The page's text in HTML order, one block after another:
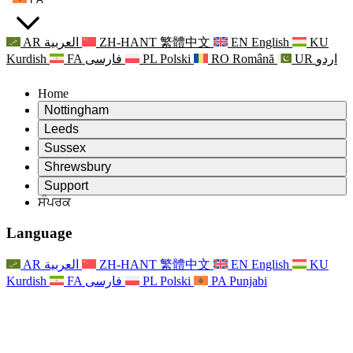
AR العربية ZH-HANT 繁體中文 EN English
KU
Kurdish
FA فارسی PL Polski RO Română UR اردو
Home
Nottingham
Review
ਸਮੀਖਿਆ ਦੇ ਚੇਅਰਮੈਨ
ਸੁਤੰਤਰ ਸਮੀਖਿਆ ਟੀਮ
ਸੰਦਰਭ ਦੀਆਂ ਸ਼ਰਤਾਂ
ਸੁਤੰਤਰ ਸਮੀਖਿਆ ਦੀ ਅੰਤਿਮ ਰਿਪੋਰਟ
ਅਕਸਰ ਪੁੱਛੇ ਜਾਣ ਵਾਲੇ ਸਵਾਲ
ਪਰਿਵਾਰਕ ਫੀਡਬੈਕ ਪ੍ਰਕਿਰਿਆ
ਨਿਊਜ਼ਲੈਟਰ
ਬਾਹਰ ਕੱਡਣਾ
Leeds
Review
ਸਮੀਖਿਆ ਦੇ ਚੇਅਰਮੈਨ
ਸੁਤੰਤਰ ਸਮੀਖਿਆ ਟੀਮ
ਹਵਾਲੇ ਦੀਆਂ ਸ਼ਰਤਾਂ
ਸੰਪਰਕ
ਪਰਿਵਾਰਾਂ ਲਈ ਮਨੋਵਿਗਿਆਨਕ ਸਹਾਇਤਾ
ਪਰਿਵਾਰਾਂ ਲਈ ਅੱਪਡੇਟ
ਘਟਨਾਵਾਂ
For Staff
ਸਟਾਫ ਲਈ ਸਹਾਇਤਾ
Sussex
Review
ਸਮੀਖਿਆ ਦੇ ਚੇਅਰਮੈਨ
ਸੁਤੰਤਰ ਸਮੀਖਿਆ ਟੀਮ
ਸੰਦਰਭ ਦੀਆਂ ਸ਼ਰਤਾਂ
For Families
ਪਰਿਵਾਰਾਂ ਲਈ ਅੱਪਡੇਟ
ਘਟਨਾਵਾਂ
Shrewsbury
Review
ਜਣੇਪਾ ਸਮੀਖਿਆ ਵਾਸਤੇ ਸੰਦਰਭ ਦੀਆਂ ਸ਼ਰਤਾਂ
ਸੁਤੰਤਰ ਸਮੀਖਿਆ ਦੀ ਅੰਤਿਮ ਰਿਪੋਰਟ
ਸੁਤੰਤਰ ਸਮੀਖਿਆ ਦੀ ਪਹਿਲੀ ਰਿਪੋਰਟ
For Families
ਅੱਪਡੇਟ
Support
Leeds
Nottingham
ਪਰਿਵਾਰਕ ਮਨੋਵਿਗਿਆਨਕ ਸਹਾਇਤਾ ਸੇਵਾ
ਮਾਨਸਿਕ ਸਿਹਤ ਸੰਕਟ ਸਹਾਇਤਾ
ਖੇਤਰੀ ਸੇਵਾਵਾਂ ਨੌਟਿੰਘਮ
National
ਸੰਪਰਕ
Language
AR العربية ZH-HANT 繁體中文 EN English
KU
Kurdish
FA فارسی PL Polski PA Punjabi